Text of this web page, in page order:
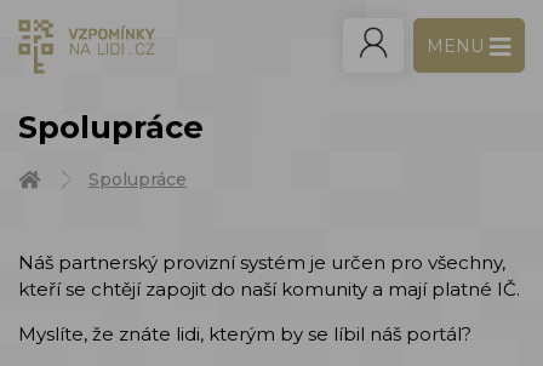
MENU
Spolupráce
Spolupráce
Náš partnerský provizní systém je určen pro všechny,
kteří se chtějí zapojit do naší komunity a mají platné IČ.
Myslíte, že znáte lidi, kterým by se líbil náš portál?